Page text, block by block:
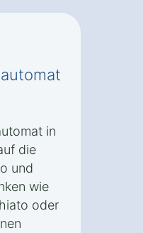
in
die
und
wie
oder